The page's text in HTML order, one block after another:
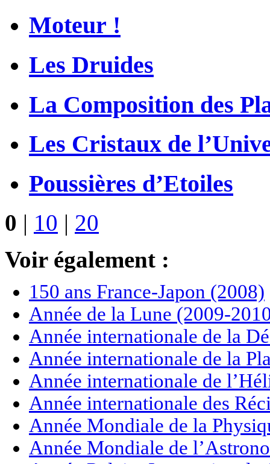
Moteur !
Les Druides
La Composition des
Les Cristaux de
Poussières d’Etoiles
0 | 10 | 20
Voir également :
150 ans France-Japon (2008)
Année de la Lune (2009-
Année internationale de la
Année internationale de la
Année internationale de
Année internationale des
Année Mondiale de la
Année Mondiale de